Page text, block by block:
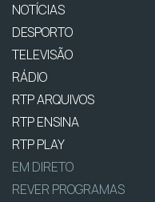
NOTÍCIAS
DESPORTO
TELEVISÃO
RÁDIO
RTP ARQUIVOS
RTP ENSINA
RTP PLAY
EM DIRETO
REVER PROGRAMAS